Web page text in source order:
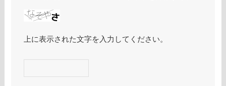
上に表示された文字を入力してください。